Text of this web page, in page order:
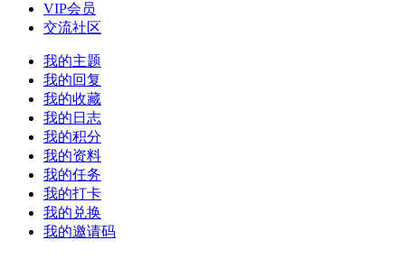
VIP会员
交流社区
我的主题
我的回复
我的收藏
我的日志
我的积分
我的资料
我的任务
我的打卡
我的兑换
我的邀请码